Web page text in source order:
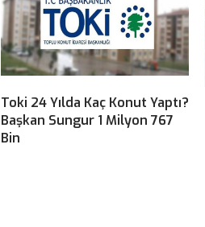
Toki 24 Yılda Kaç Konut Yaptı?
Başkan Sungur 1 Milyon 767
Bin